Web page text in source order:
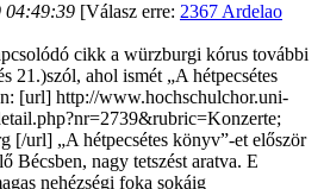
04:49:39 [Válasz erre: 2367 Ardelao
cikk a würzburgi kórus további
21.)szól, ahol ismét „A hétpecsétes
[url] http://www.hochschulchor.uni-
[/url] „A hétpecsétes könyv”-et először
Bécsben, nagy tetszést aratva. E
nehézségi foka sokáig